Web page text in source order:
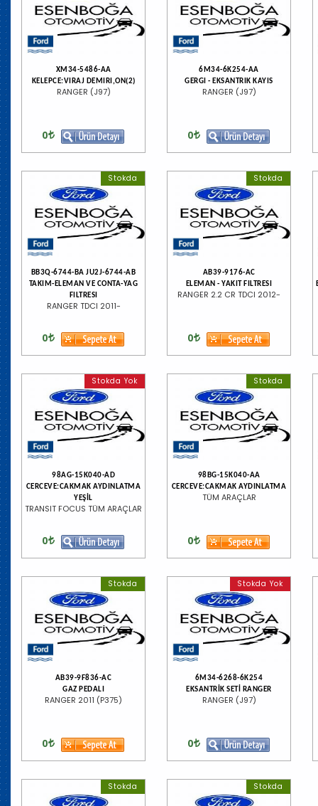
XM34-5486-AA
KELEPCE:VIRAJ DEMIRI,ON(2)
RANGER (J97)
0
6M34-6K254-AA
GERGI - EKSANTRIK KAYIS
RANGER (J97)
0
Stokda
BB3Q-6744-BA JU2J-6744-AB
TAKIM-ELEMAN VE CONTA-YAG
FILTRESI
RANGER TDCI 2011-
0
Stokda
AB39-9176-AC
ELEMAN - YAKIT FILTRESI
RANGER 2.2 CR TDCI 2012-
0
Stokda Yok
98AG-15K040-AD
CERCEVE:CAKMAK AYDINLATMA
YEŞİL
TRANSIT FOCUS TÜM ARAÇLAR
0
Stokda
98BG-15K040-AA
CERCEVE:CAKMAK AYDINLATMA
TÜM ARAÇLAR
0
Stokda
AB39-9F836-AC
GAZ PEDALI
RANGER 2011 (P375)
0
Stokda Yok
6M34-6268-6K254
EKSANTRİK SETİ RANGER
RANGER (J97)
0
Stokda Stokda